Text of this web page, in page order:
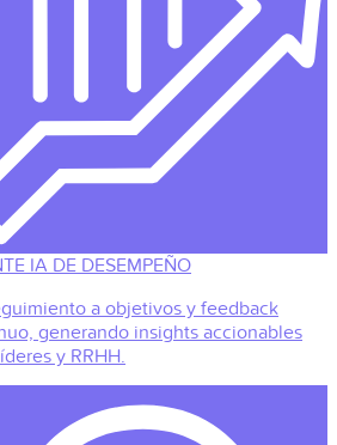
IA DE DESEMPEÑO
a objetivos y feedback
generando insights accionables
y RRHH.